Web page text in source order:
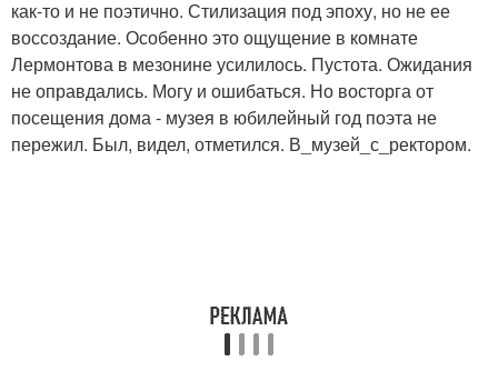
как-то и не поэтично. Стилизация под эпоху, но не ее
воссоздание. Особенно это ощущение в комнате
Лермонтова в мезонине усилилось. Пустота. Ожидания
не оправдались. Могу и ошибаться. Но восторга от
посещения дома - музея в юбилейный год поэта не
пережил. Был, видел, отметился. В_музей_с_ректором.